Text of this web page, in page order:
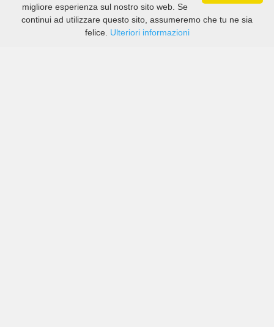
migliore esperienza sul nostro sito web. Se
continui ad utilizzare questo sito, assumeremo che tu ne sia
felice. Ulteriori informazioni